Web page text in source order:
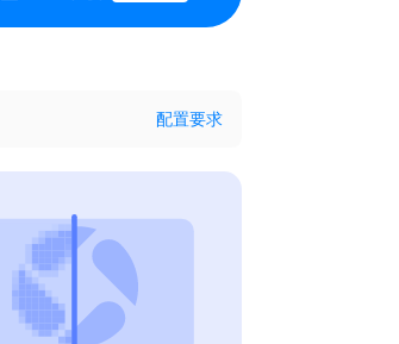
配置要求